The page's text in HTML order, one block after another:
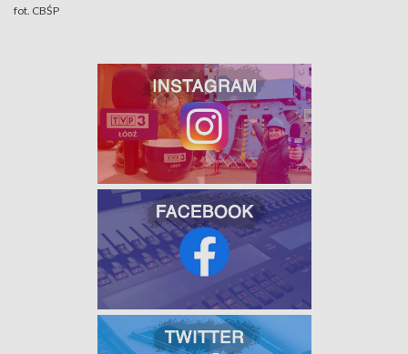
fot. CBŚP